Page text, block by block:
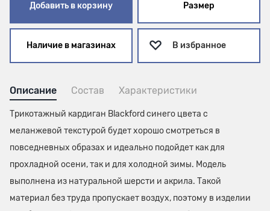
Добавить в корзину Размер
Наличие в магазинах В избранное
Описание Состав Характеристики
Трикотажный кардиган Blackford синего цвета с
меланжевой текстурой будет хорошо смотреться в
повседневных образах и идеально подойдет как для
прохладной осени, так и для холодной зимы. Модель
выполнена из натуральной шерсти и акрила. Такой
материал без труда пропускает воздух, поэтому в изделии